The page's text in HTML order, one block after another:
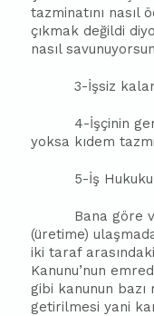
tazminatını nasıl
çıkmak değildi
nasıl
3-İşsiz
4-İşçinin
yoksa kıdem
5-İş
Bana göre
(üretime)
iki taraf
Kanunu’nun
gibi kanunun
getirilmesi yani